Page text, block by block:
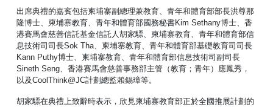
出席典禮的嘉賓包括柬埔寨副總理兼教育、青年和體育部部長洪尊那
隆博士、柬埔寨教育、青年和體育部國務秘書Kim Sethany博士、香
港賽馬會慈善信託基金信託人胡家驃、柬埔寨教育、青年和體育部信
息技術司司長Sok Tha、柬埔寨教育、青年和體育部基礎教育司司長
Kann Puthy博士、柬埔寨教育、青年和體育部信息技術司副司長
Sineth Seng、香港賽馬會慈善事務部主管（教育；青年）應鳳秀，
以及CoolThink@JC計劃總監賴錫璋等。
胡家驃在典禮上致辭時表示，欣見柬埔寨教育部正於全國推展計劃的